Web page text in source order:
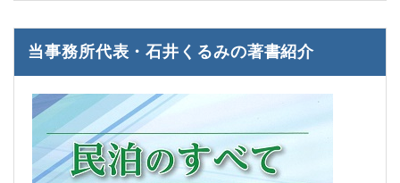
当事務所代表・石井くるみの著書紹介